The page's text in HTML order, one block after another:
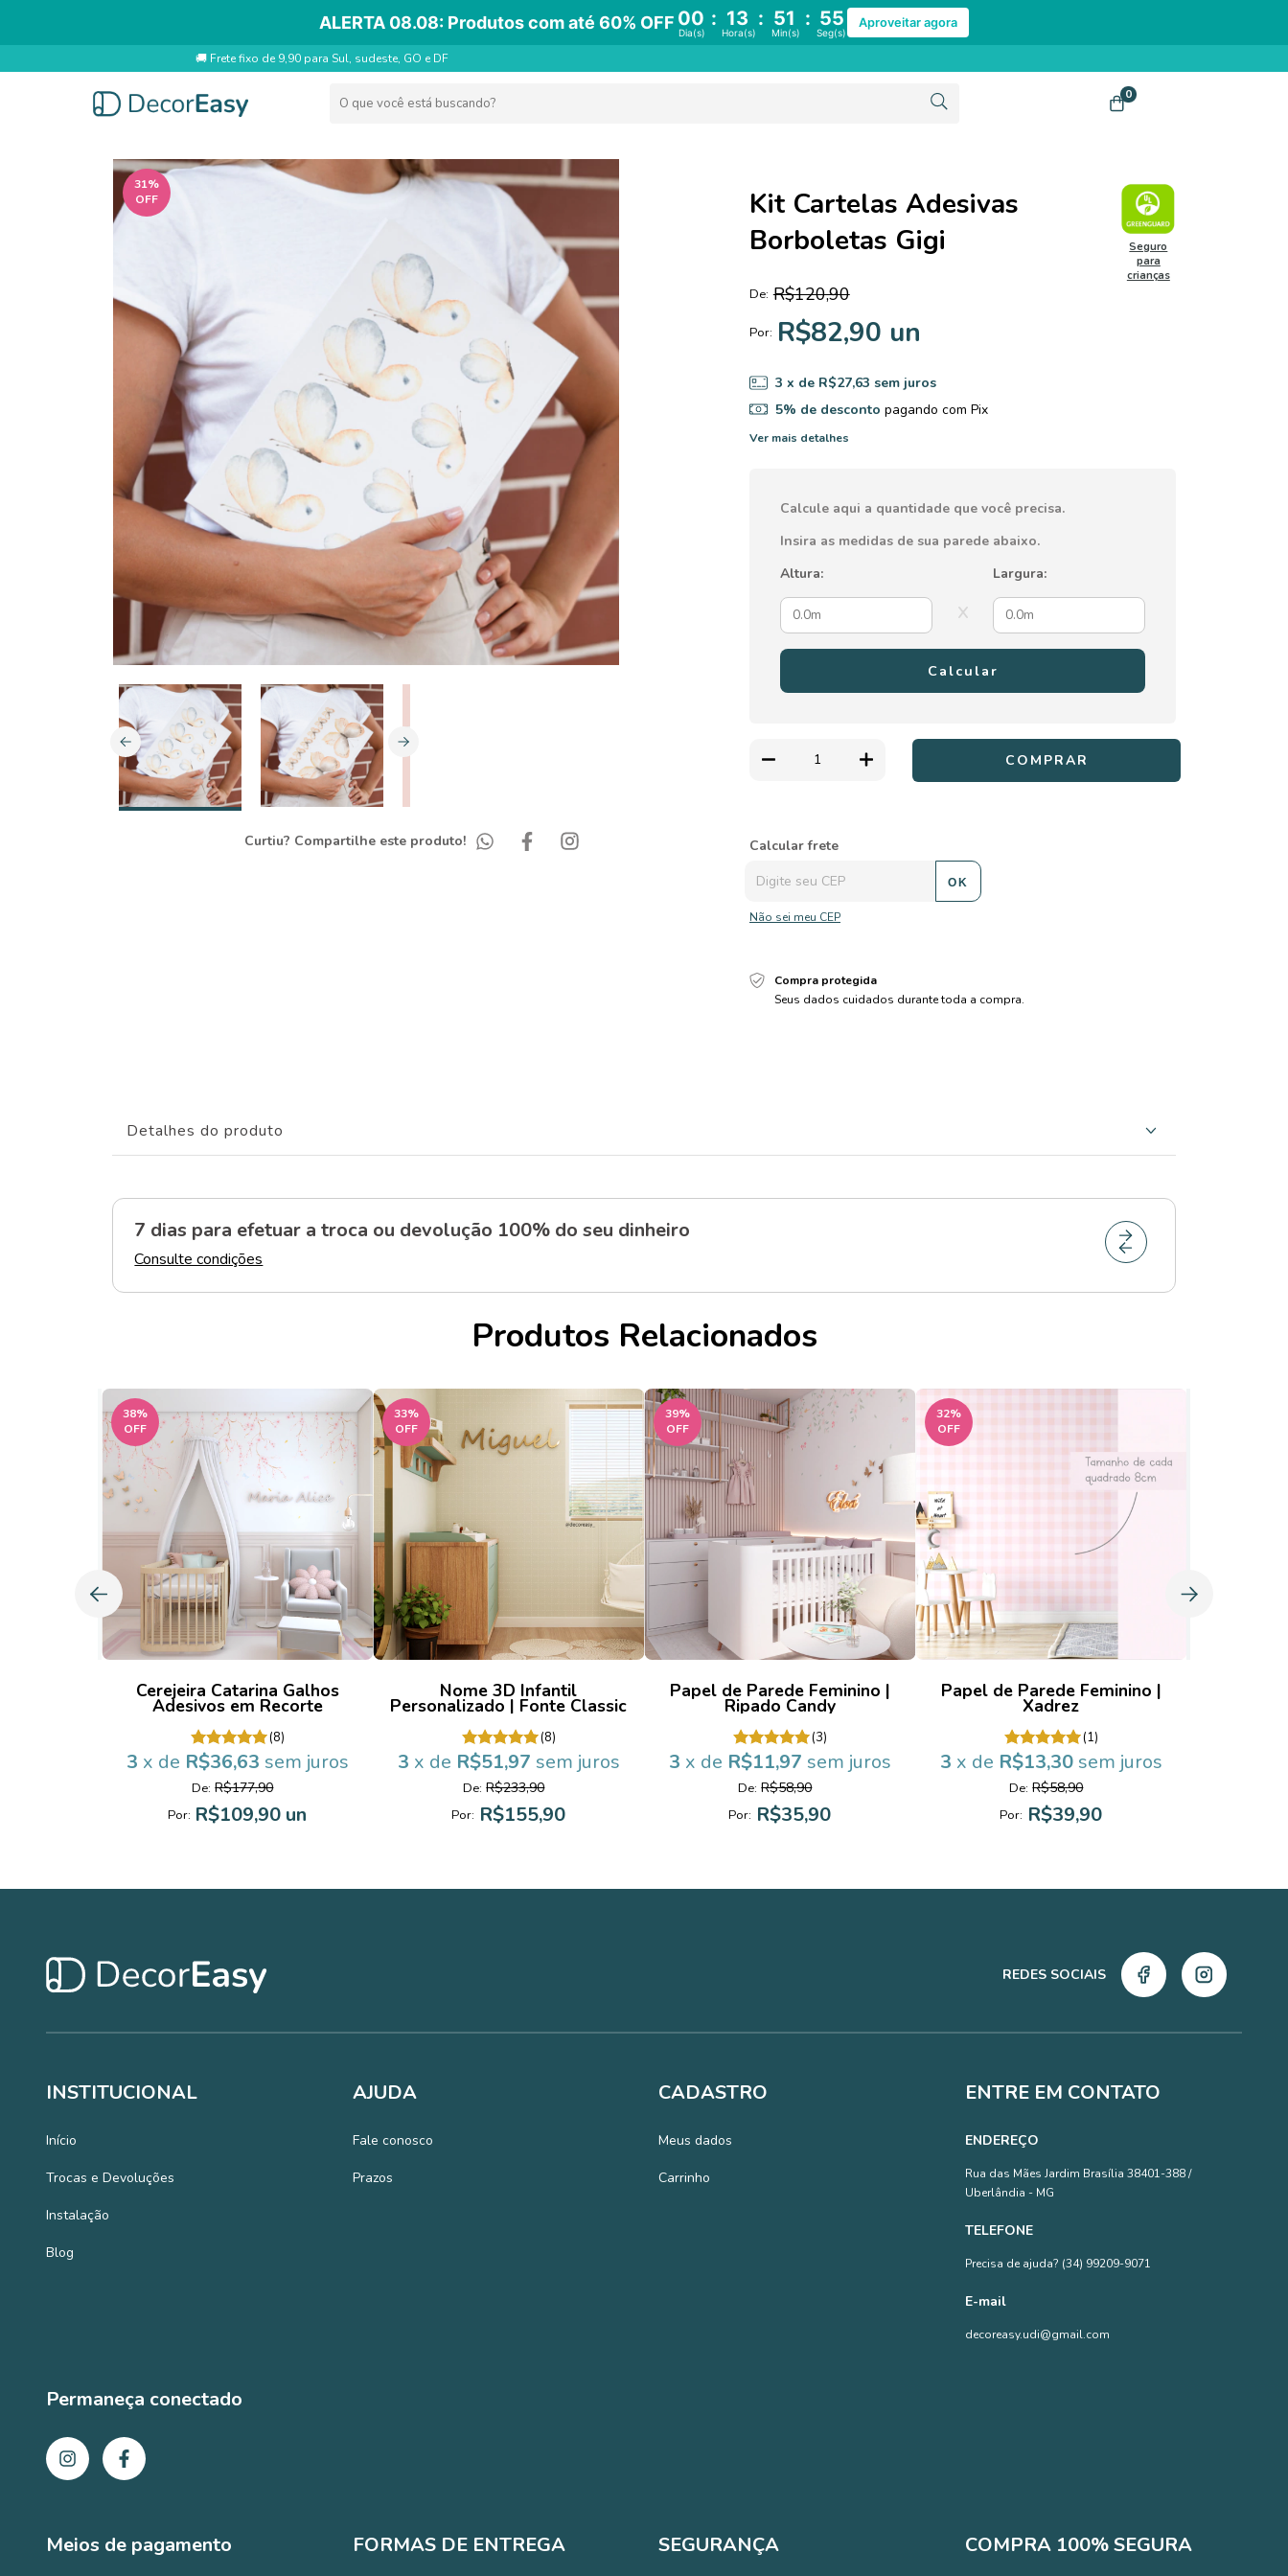
ALERTA 08.08: Produtos com até 60% OFF 00 : 13 : 51 : 54
Dia(s) Hora(s) Min(s) Seg(s)
Aproveitar agora
🚚 Frete fixo de 9,90 para Sul, sudeste, GO e DF
0
31%
OFF
Curtiu? Compartilhe este produto!
Kit Cartelas Adesivas
Borboletas Gigi
Seguro
para
crianças
De: R$120,90
Por: R$82,90 un
3 x de R$27,63 sem juros
5% de desconto pagando com Pix
Ver mais detalhes
Calcule aqui a quantidade que você precisa.
Insira as medidas de sua parede abaixo.
Altura:
x
Largura:
Calcular
Entregas para o CEP:
Calcular frete
OK
Não sei meu CEP
Compra protegida
Seus dados cuidados durante toda a compra.
Detalhes do produto
7 dias para efetuar a troca ou devolução 100% do seu dinheiro
Consulte condições
Produtos Relacionados
38%
OFF
Cerejeira Catarina Galhos
Adesivos em Recorte
(8)
3 x de R$36,63 sem juros
De: R$177,90
Por: R$109,90 un
33%
OFF
Nome 3D Infantil
Personalizado | Fonte Classic
(8)
3 x de R$51,97 sem juros
De: R$233,90
Por: R$155,90
39%
OFF
Papel de Parede Feminino |
Ripado Candy
(3)
3 x de R$11,97 sem juros
De: R$58,90
Por: R$35,90
32%
OFF
Papel de Parede Feminino |
Xadrez
(1)
3 x de R$13,30 sem juros
De: R$58,90
Por: R$39,90
REDES SOCIAIS
INSTITUCIONAL
Início
Trocas e Devoluções
Instalação
Blog
AJUDA
Fale conosco
Prazos
CADASTRO
Meus dados
Carrinho
ENTRE EM CONTATO
ENDEREÇO
Rua das Mães Jardim Brasília 38401-388 /
Uberlândia - MG
TELEFONE
Precisa de ajuda? (34) 99209-9071
E-mail
decoreasy.udi@gmail.com
Permaneça conectado
Meios de pagamento FORMAS DE ENTREGA SEGURANÇA COMPRA 100% SEGURA